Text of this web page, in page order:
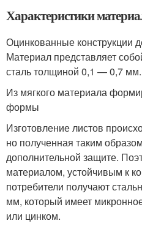
Характеристики
Оцинкованные конструкции
Материал представляет
сталь толщиной 0,1 — 0,7 мм.
Из мягкого материала
формы
Изготовление листов
но полученная таким
дополнительной защите.
материалом, устойчивым к
потребители получают
мм, который имеет
или цинком.